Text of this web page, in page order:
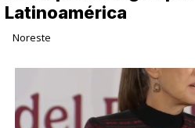
Latinoamérica
Noreste